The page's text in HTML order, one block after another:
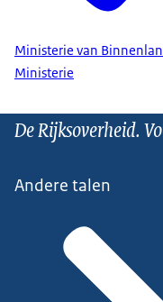
Ministerie van
Ministerie
De Rijksoverheid.
Andere talen